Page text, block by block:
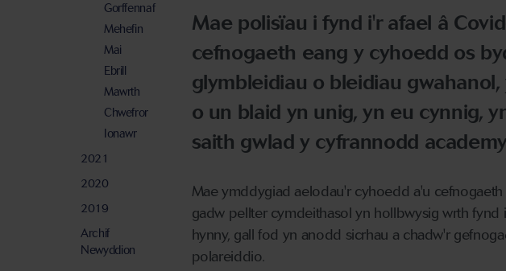
Mae polisïau i fynd i'r afael â
cefnogaeth eang y cyhoedd os
glymbleidiau o bleidiau
o un blaid yn unig, yn eu cynnig,
saith gwlad y cyfrannodd
Mae ymddygiad aelodau'r cyhoedd a'u
gadw pellter cymdeithasol yn hollbwysig wrth fynd
hynny, gall fod yn anodd sicrhau a chadw'r
polareiddio.
Gorffennaf
Mehefin
Mai
Ebrill
Mawrth
Chwefror
Ionawr
2021
2020
2019
Archif
Newyddion